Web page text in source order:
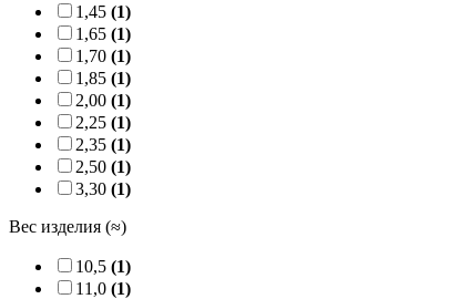
1,45 (1)
1,65 (1)
1,70 (1)
1,85 (1)
2,00 (1)
2,25 (1)
2,35 (1)
2,50 (1)
3,30 (1)
Вес изделия (≈)
10,5 (1)
11,0 (1)